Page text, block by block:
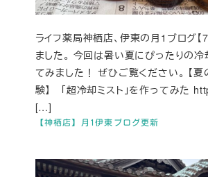
【神栖店】月1伊東ブログ更新
ライフ薬局神栖店、伊東の月1ブログ【
ました。 今回は暑い夏にぴったりの冷
てみました！ ぜひご覧ください。 【夏
験】 「超冷却ミスト」を作ってみた
[…]